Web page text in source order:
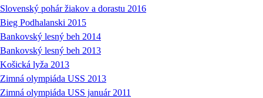
Slovenský pohár žiakov a dorastu 2016
Bieg Podhalanski 2015
Bankovský lesný beh 2014
Bankovský lesný beh 2013
Košická lyža 2013
Zimná olympiáda USS 2013
Zimná olympiáda USS január 2011